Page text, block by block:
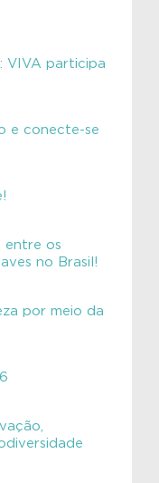
VIVA participa
e conecte-se
entre os
no Brasil!
por meio da